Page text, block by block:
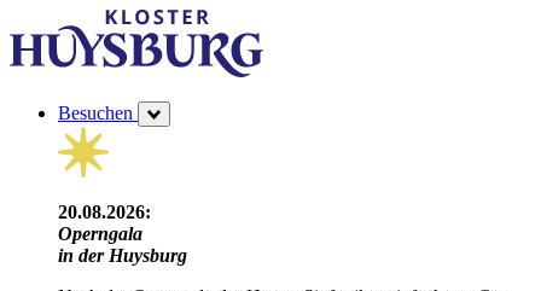
Besuchen
20.08.2026:
Operngala
in der Huysburg